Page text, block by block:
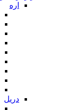
اره
دریل